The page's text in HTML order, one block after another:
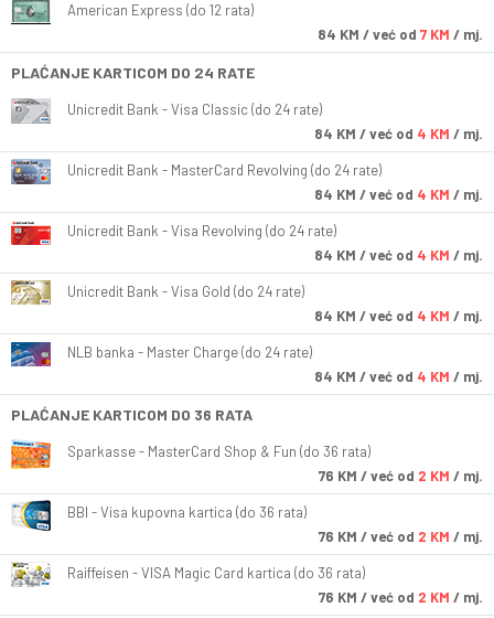
American Express (do 12 rata)
84 KM / već od 7 KM / mj.
PLAĆANJE KARTICOM DO 24 RATE
Unicredit Bank - Visa Classic (do 24 rate)
84 KM / već od 4 KM / mj.
Unicredit Bank - MasterCard Revolving (do 24 rate)
84 KM / već od 4 KM / mj.
Unicredit Bank - Visa Revolving (do 24 rate)
84 KM / već od 4 KM / mj.
Unicredit Bank - Visa Gold (do 24 rate)
84 KM / već od 4 KM / mj.
NLB banka - Master Charge (do 24 rate)
84 KM / već od 4 KM / mj.
PLAĆANJE KARTICOM DO 36 RATA
Sparkasse - MasterCard Shop & Fun (do 36 rata)
76 KM / već od 2 KM / mj.
BBI - Visa kupovna kartica (do 36 rata)
76 KM / već od 2 KM / mj.
Raiffeisen - VISA Magic Card kartica (do 36 rata)
76 KM / već od 2 KM / mj.